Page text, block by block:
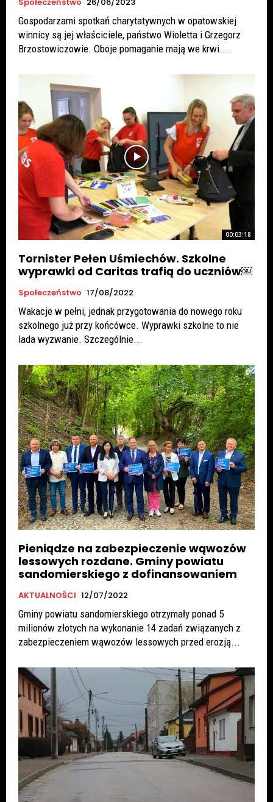
Gospodarzami spotkań charytatywnych w opatowskiej
winnicy są jej właściciele, państwo Wioletta i Grzegorz
Brzostowiczowie. Oboje pomaganie mają we krwi....
00:03:18
Tornister Pełen Uśmiechów. Szkolne
wyprawki od Caritas trafią do uczniów￼
Społeczeństwo 17/08/2022
Wakacje w pełni, jednak przygotowania do nowego roku
szkolnego już przy końcówce. Wyprawki szkolne to nie
lada wyzwanie. Szczególnie...
Pieniądze na zabezpieczenie wąwozów
lessowych rozdane. Gminy powiatu
sandomierskiego z dofinansowaniem
AKTUALNOŚCI 12/07/2022
Gminy powiatu sandomierskiego otrzymały ponad 5
milionów złotych na wykonanie 14 zadań związanych z
zabezpieczeniem wąwozów lessowych przed erozją...